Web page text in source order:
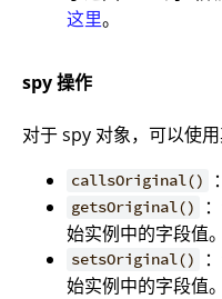
这里。
spy 操作
对于 spy 对象，可以使
callsOriginal()
getsOriginal()
始实例中的字段值。
setsOriginal()
始实例中的字段值。